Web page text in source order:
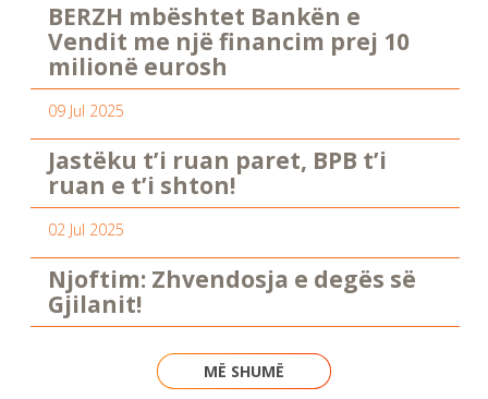
BERZH mbështet Bankën e
Vendit me një financim prej 10
milionë eurosh
09 Jul 2025
Jastëku t’i ruan paret, BPB t’i
ruan e t’i shton!
02 Jul 2025
Njoftim: Zhvendosja e degës së
Gjilanit!
MË SHUMË